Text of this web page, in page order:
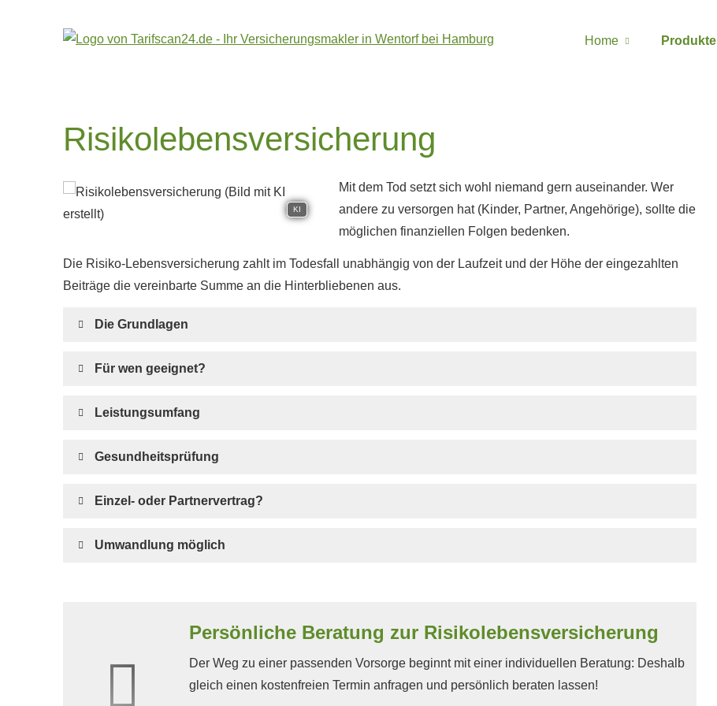
Home Produkte
Risiko­lebens­ver­si­che­rung
KI
Mit dem Tod setzt sich wohl niemand gern auseinander. Wer
andere zu versorgen hat (Kinder, Partner, Angehörige), sollte die
möglichen finanziellen Folgen bedenken.
Die Risiko-Lebensversicherung zahlt im Todesfall unabhängig von der Laufzeit und der Höhe der eingezahlten
Beiträge die vereinbarte Summe an die Hinterbliebenen aus.
Die Grundlagen
Für wen geeignet?
Leistungsumfang
Gesundheitsprüfung
Einzel- oder Partnervertrag?
Umwandlung möglich
Persönliche Beratung zur Risiko­lebens­ver­si­che­rung
Der Weg zu einer passenden Vorsorge beginnt mit einer individuellen Beratung: Deshalb
gleich einen kostenfreien Termin anfragen und persönlich beraten lassen!